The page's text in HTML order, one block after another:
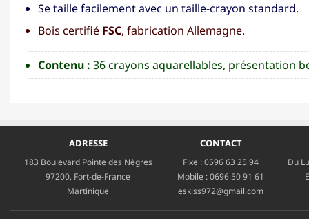
Se taille facilement avec un taille-crayon standard.
Bois certifié FSC, fabrication Allemagne.
Contenu : 36 crayons aquarellables, présentation
ADRESSE
183 Boulevard Pointe des Nègres
97200, Fort-de-France
Martinique
CONTACT
Fixe :0596 63 25 94
Mobile :0696 50 91 61
eskiss972@gmail.com
Du